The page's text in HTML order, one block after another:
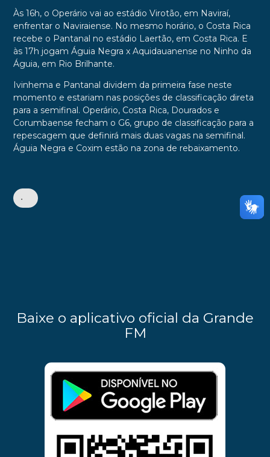
Às 16h, o Operário vai ao estádio Virotão, em Naviraí,
enfrentar o Naviraiense. No mesmo horário, o Costa Rica
recebe o Pantanal no estádio Laertão, em Costa Rica. E
às 17h jogam Águia Negra x Aquidauanense no Ninho da
Águia, em Rio Brilhante.
Ivinhema e Pantanal dividem da primeira fase neste
momento e estariam nas posições de classificação direta
para a semifinal. Operário, Costa Rica, Dourados e
Corumbaense fecham o G6, grupo de classificação para a
repescagem que definirá mais duas vagas na semifinal.
Águia Negra e Coxim estão na zona de rebaixamento.
•
Baixe o aplicativo oficial da Grande
FM